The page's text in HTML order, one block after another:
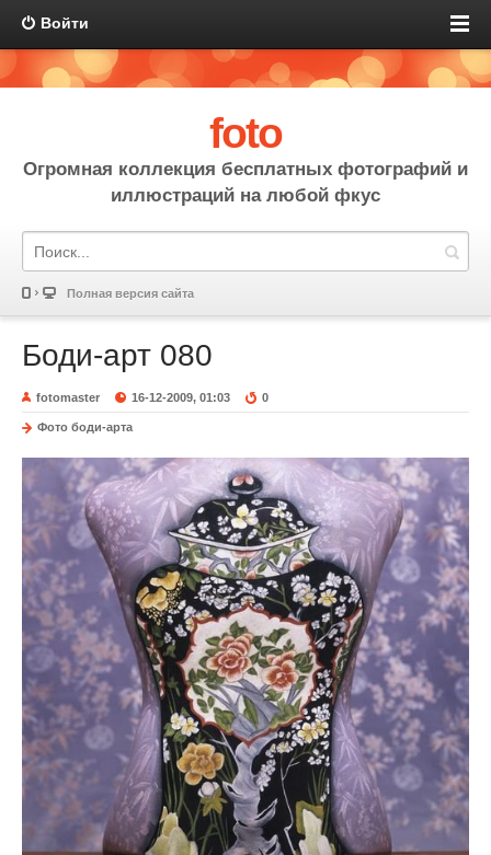
Войти
foto
Огромная коллекция бесплатных фотографий и
иллюстраций на любой фкус
Полная версия сайта
Боди-арт 080
fotomaster 16-12-2009, 01:03 0
Фото боди-арта